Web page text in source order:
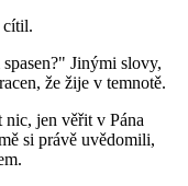
cítil.
Jinými slovy,
že žije v temnotě.
nic, jen věřit v Pána
si právě uvědomili,